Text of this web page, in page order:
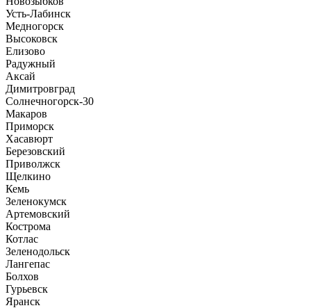
Усть-Лабинск
Медногорск
Высоковск
Елизово
Радужный
Аксай
Димитровград
Солнечногорск-30
Макаров
Приморск
Хасавюрт
Березовский
Приволжск
Щелкино
Кемь
Зеленокумск
Артемовский
Кострома
Котлас
Зеленодольск
Лангепас
Болхов
Гурьевск
Яранск